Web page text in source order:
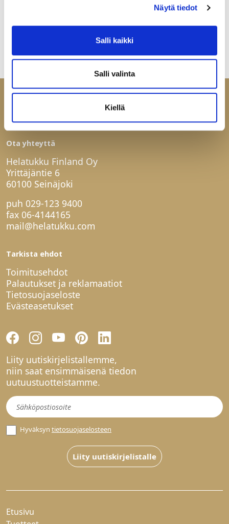
Näytä tiedot
Salli kaikki
Salli valinta
Kiellä
Ota yhteyttä
Helatukku Finland Oy
Yrittäjäntie 6
60100 Seinäjoki
puh 029-123 9400
fax 06-4144165
mail@helatukku.com
Tarkista ehdot
Toimitusehdot
Palautukset ja reklamaatiot
Tietosuojaseloste
Evästeasetukset
Liity uutiskirjelistallemme,
niin saat ensimmäisenä tiedon
uutuustuotteistamme.
Uutiskirje
Hyväksyn tietosuojaselosteen
Liity uutiskirjelistalle
Etusivu